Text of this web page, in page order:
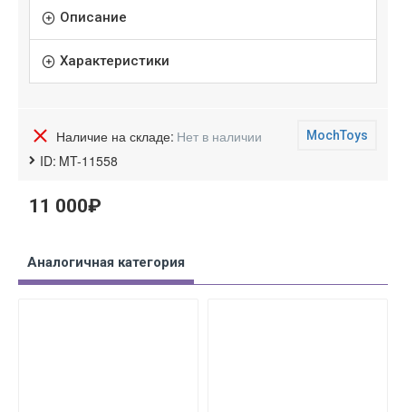
Описание
Характеристики
Наличие на складе: Нет в наличии
ID: MT-11558
MochToys
11 000₽
Аналогичная категория